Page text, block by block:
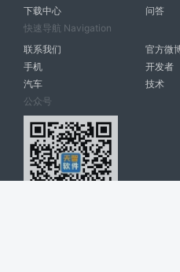
下载中心
问答
快速导航 Navigation
联系我们
官方微
手机
开发者
汽车
技术
公众号